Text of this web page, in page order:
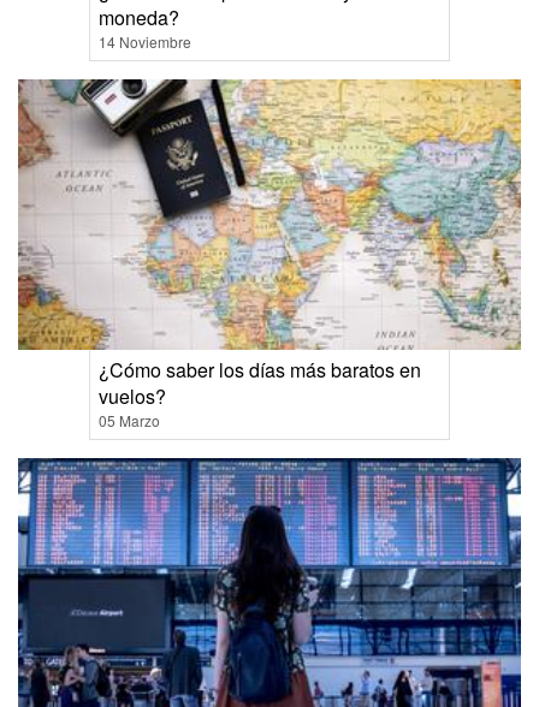
moneda?
14 Noviembre
¿Cómo saber los días más baratos en
vuelos?
05 Marzo